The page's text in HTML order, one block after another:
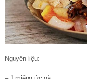
Nguyên liệu: